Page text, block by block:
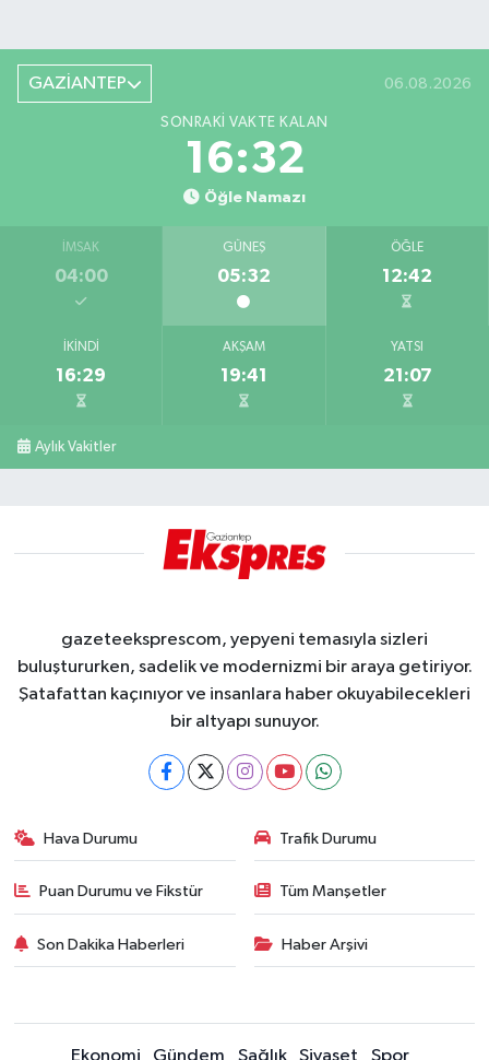
GAZİANTEP 06.08.2026
SONRAKI VAKTE KALAN
16:31
Öğle Namazı
İMSAK
04:00
GÜNEŞ
05:32
ÖĞLE
12:42
İKINDI
16:29
AKŞAM
19:41
YATSI
21:07
Aylık Vakitler
gazeteeksprescom, yepyeni temasıyla sizleri
buluştururken, sadelik ve modernizmi bir araya getiriyor.
Şatafattan kaçınıyor ve insanlara haber okuyabilecekleri
bir altyapı sunuyor.
Hava Durumu Trafik Durumu
Puan Durumu ve Fikstür Tüm Manşetler
Son Dakika Haberleri Haber Arşivi